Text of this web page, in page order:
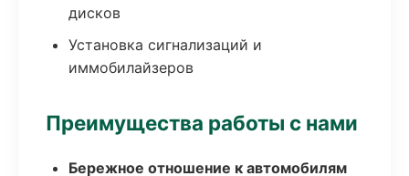
дисков
Установка сигнализаций и
иммобилайзеров
Преимущества работы с нами
Бережное отношение к автомобилям